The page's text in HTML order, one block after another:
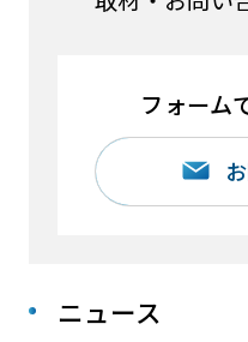
ニュース
フォーム